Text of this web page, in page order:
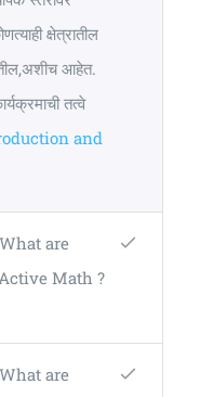
क्षेत्रातील
आहेत.
तत्वे
and
What are
Math ?
What are